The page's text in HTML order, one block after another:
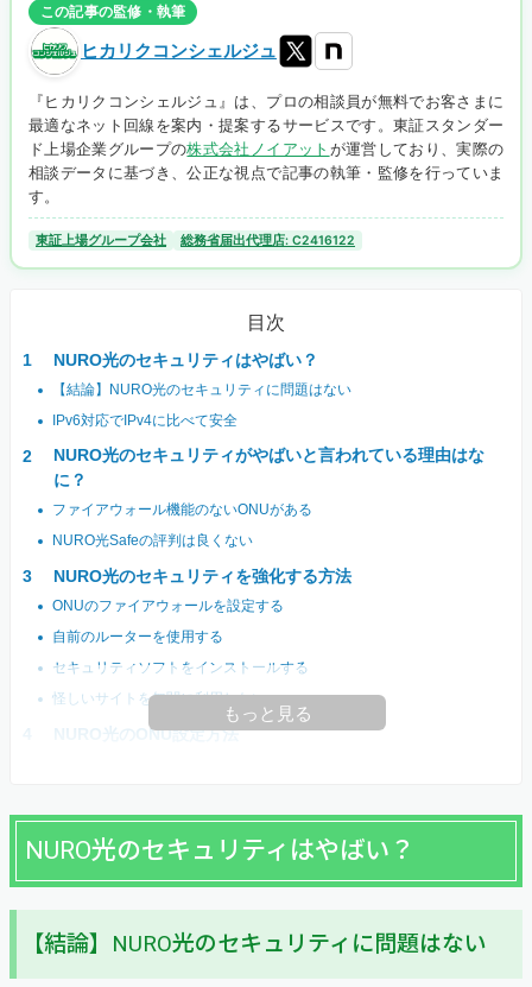
この記事の監修・執筆
ヒカリクコンシェルジュ
『ヒカリクコンシェルジュ』は、プロの相談員が無料でお客さまに
最適なネット回線を案内・提案するサービスです。東証スタンダー
ド上場企業グループの株式会社ノイアット が運営しており、実際の
相談データに基づき、公正な視点で記事の執筆・監修を行っていま
す。
東証上場グループ会社 総務省届出代理店: C2416122
目次
NURO光のセキュリティはやばい？
【結論】NURO光のセキュリティに問題はない
IPv6対応でIPv4に比べて安全
NURO光のセキュリティがやばいと言われている理由はな
に？
ファイアウォール機能のないONUがある
NURO光Safeの評判は良くない
NURO光のセキュリティを強化する方法
ONUのファイアウォールを設定する
自前のルーターを使用する
セキュリティソフトをインストールする
怪しいサイトを無闇に利用しない
NURO光のONU設定方法
もっと見る
NURO光のセキュリティはやばい？
【結論】NURO光のセキュリティに問題はない